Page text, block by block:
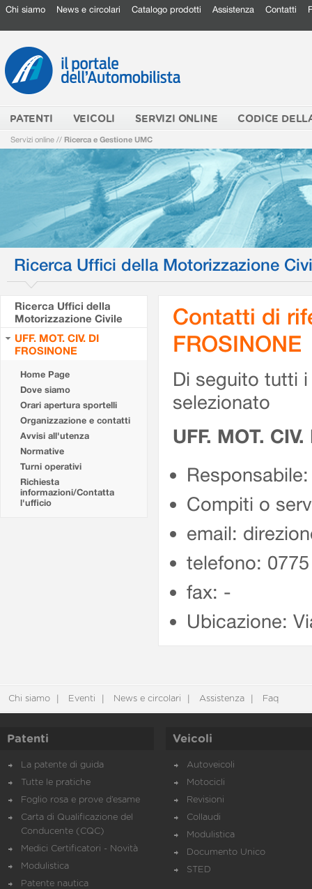
Chi siamo News e circolari Catalogo prodotti Assistenza Contatti
PATENTI VEICOLI SERVIZI ONLINE CODICE
Servizi online // Ricerca e Gestione UMC
Ricerca Uffici della Motorizzazione
Ricerca Uffici della
Motorizzazione Civile
UFF. MOT. CIV. DI
FROSINONE
Home Page
Dove siamo
Orari apertura sportelli
Organizzazione e contatti
Avvisi all'utenza
Normative
Turni operativi
Richiesta
informazioni/Contatta
l'ufficio
Contatti di
FROSINONE
Di seguito tutti
selezionato
UFF. MOT.
Compiti o
email:
telefono:
fax: -
Ubicazione:
Chi siamo Eventi News e circolari Assistenza Faq
Patenti
La patente di guida
Tutte le pratiche
Foglio rosa e prove d’esame
Carta di Qualificazione del
Conducente (CQC)
Medici Certificatori - Novità
Modulistica
Patente nautica
Veicoli
Autoveicoli
Motocicli
Revisioni
Collaudi
Modulistica
Documento Unico
STED